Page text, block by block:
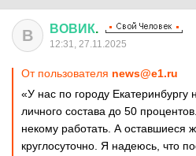
В ВОВИК.
12:31, 27.11.2025
От пользователя news@e1.ru
«У нас по городу Екатеринбургу
личного состава до 50
некому работать. А оставшиеся
круглосуточно. Я надеюсь, что